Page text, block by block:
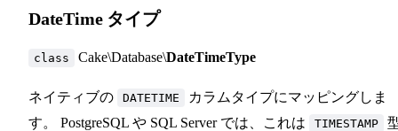
DateTime タイプ
class Cake\Database\DateTimeType
ネイティブの DATETIME
カラムタイプにマッピングしま
す。 PostgreSQL や SQL Server では、これは
TIMESTAMP